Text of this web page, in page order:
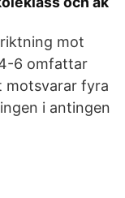
mot
6 omfattar
motsvarar fyra
i antingen